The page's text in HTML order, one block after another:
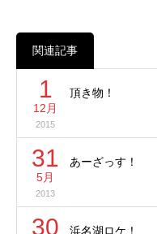
関連記事
1
12月
2015
頂き物！
31
5月
2013
あーざっす！
30 浜名湖ロケ！